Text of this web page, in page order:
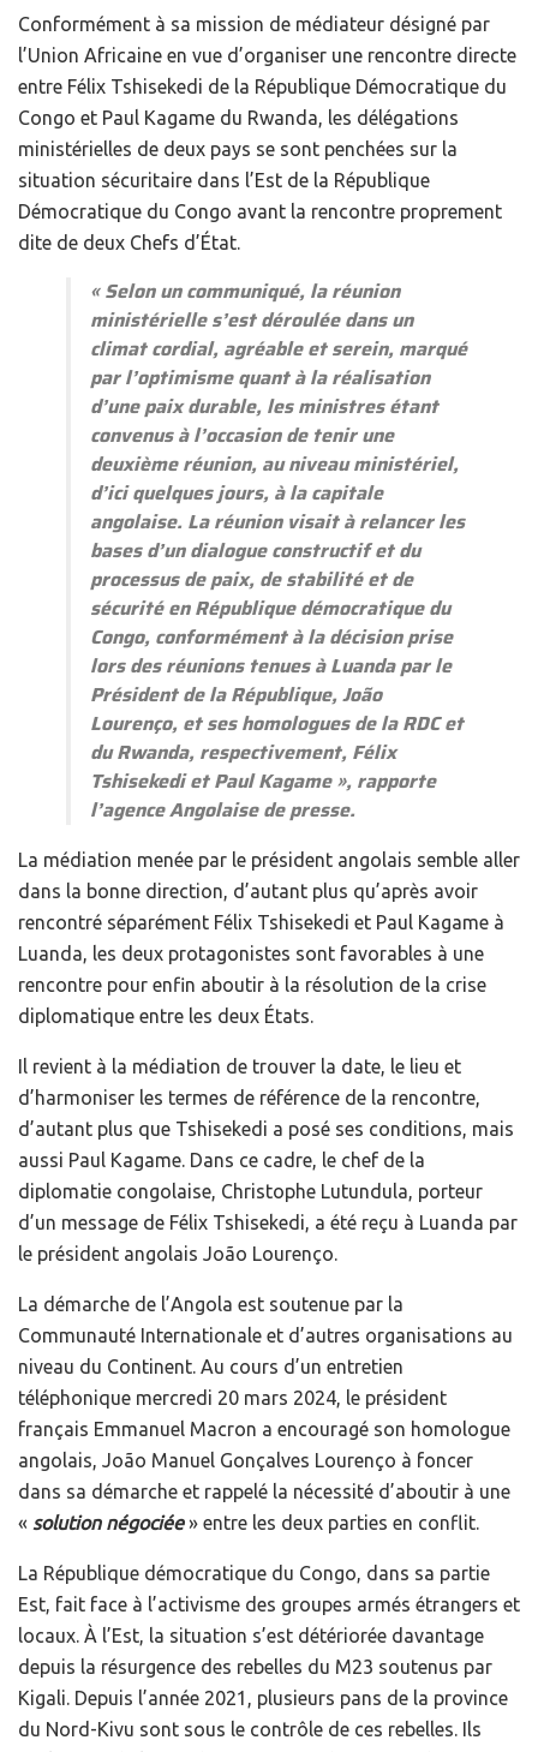
Conformément à sa mission de médiateur désigné par
l’Union Africaine en vue d’organiser une rencontre directe
entre Félix Tshisekedi de la République Démocratique du
Congo et Paul Kagame du Rwanda, les délégations
ministérielles de deux pays se sont penchées sur la
situation sécuritaire dans l’Est de la République
Démocratique du Congo avant la rencontre proprement
dite de deux Chefs d’État.
«Selon un communiqué, la réunion
ministérielle s’est déroulée dans un
climat cordial, agréable et serein, marqué
par l’optimisme quant à la réalisation
d’une paix durable, les ministres étant
convenus à l’occasion de tenir une
deuxième réunion, au niveau ministériel,
d’ici quelques jours, à la capitale
angolaise. La réunion visait à relancer les
bases d’un dialogue constructif et du
processus de paix, de stabilité et de
sécurité en République démocratique du
Congo, conformément à la décision prise
lors des réunions tenues à Luanda par le
Président de la République, João
Lourenço, et ses homologues de la RDC et
du Rwanda, respectivement, Félix
Tshisekedi et Paul Kagame», rapporte
l’agence Angolaise de presse.
La médiation menée par le président angolais semble aller
dans la bonne direction, d’autant plus qu’après avoir
rencontré séparément Félix Tshisekedi et Paul Kagame à
Luanda, les deux protagonistes sont favorables à une
rencontre pour enfin aboutir à la résolution de la crise
diplomatique entre les deux États.
Il revient à la médiation de trouver la date, le lieu et
d’harmoniser les termes de référence de la rencontre,
d’autant plus que Tshisekedi a posé ses conditions, mais
aussi Paul Kagame. Dans ce cadre, le chef de la
diplomatie congolaise, Christophe Lutundula, porteur
d’un message de Félix Tshisekedi, a été reçu à Luanda par
le président angolais João Lourenço.
La démarche de l’Angola est soutenue par la
Communauté Internationale et d’autres organisations au
niveau du Continent. Au cours d’un entretien
téléphonique mercredi 20 mars 2024, le président
français Emmanuel Macron a encouragé son homologue
angolais, João Manuel Gonçalves Lourenço à foncer
dans sa démarche et rappelé la nécessité d’aboutir à une
« solution négociée» entre les deux parties en conflit.
La République démocratique du Congo, dans sa partie
Est, fait face à l’activisme des groupes armés étrangers et
locaux. À l’Est, la situation s’est détériorée davantage
depuis la résurgence des rebelles du M23 soutenus par
Kigali. Depuis l’année 2021, plusieurs pans de la province
du Nord-Kivu sont sous le contrôle de ces rebelles. Ils